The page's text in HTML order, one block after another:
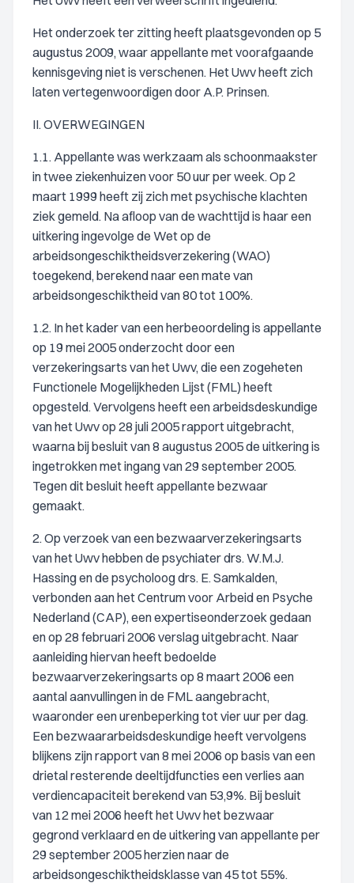
Het onderzoek ter zitting heeft plaatsgevonden op 5
augustus 2009, waar appellante met voorafgaande
kennisgeving niet is verschenen. Het Uwv heeft zich
laten vertegenwoordigen door A.P. Prinsen.
II. OVERWEGINGEN
1.1. Appellante was werkzaam als schoonmaakster
in twee ziekenhuizen voor 50 uur per week. Op 2
maart 1999 heeft zij zich met psychische klachten
ziek gemeld. Na afloop van de wachttijd is haar een
uitkering ingevolge de Wet op de
arbeidsongeschiktheidsverzekering (WAO)
toegekend, berekend naar een mate van
arbeidsongeschiktheid van 80 tot 100%.
1.2. In het kader van een herbeoordeling is appellante
op 19 mei 2005 onderzocht door een
verzekeringsarts van het Uwv, die een zogeheten
Functionele Mogelijkheden Lijst (FML) heeft
opgesteld. Vervolgens heeft een arbeidsdeskundige
van het Uwv op 28 juli 2005 rapport uitgebracht,
waarna bij besluit van 8 augustus 2005 de uitkering is
ingetrokken met ingang van 29 september 2005.
Tegen dit besluit heeft appellante bezwaar
gemaakt.
2. Op verzoek van een bezwaarverzekeringsarts
van het Uwv hebben de psychiater drs. W.M.J.
Hassing en de psycholoog drs. E. Samkalden,
verbonden aan het Centrum voor Arbeid en Psyche
Nederland (CAP), een expertiseonderzoek gedaan
en op 28 februari 2006 verslag uitgebracht. Naar
aanleiding hiervan heeft bedoelde
bezwaarverzekeringsarts op 8 maart 2006 een
aantal aanvullingen in de FML aangebracht,
waaronder een urenbeperking tot vier uur per dag.
Een bezwaararbeidsdeskundige heeft vervolgens
blijkens zijn rapport van 8 mei 2006 op basis van een
drietal resterende deeltijdfuncties een verlies aan
verdiencapaciteit berekend van 53,9%. Bij besluit
van 12 mei 2006 heeft het Uwv het bezwaar
gegrond verklaard en de uitkering van appellante per
29 september 2005 herzien naar de
arbeidsongeschiktheidsklasse van 45 tot 55%.